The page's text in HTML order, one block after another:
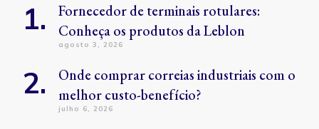
Fornecedor de terminais rotulares:
Conheça os produtos da Leblon
agosto 3, 2026
Onde comprar correias industriais com o
melhor custo-benefício?
julho 6, 2026